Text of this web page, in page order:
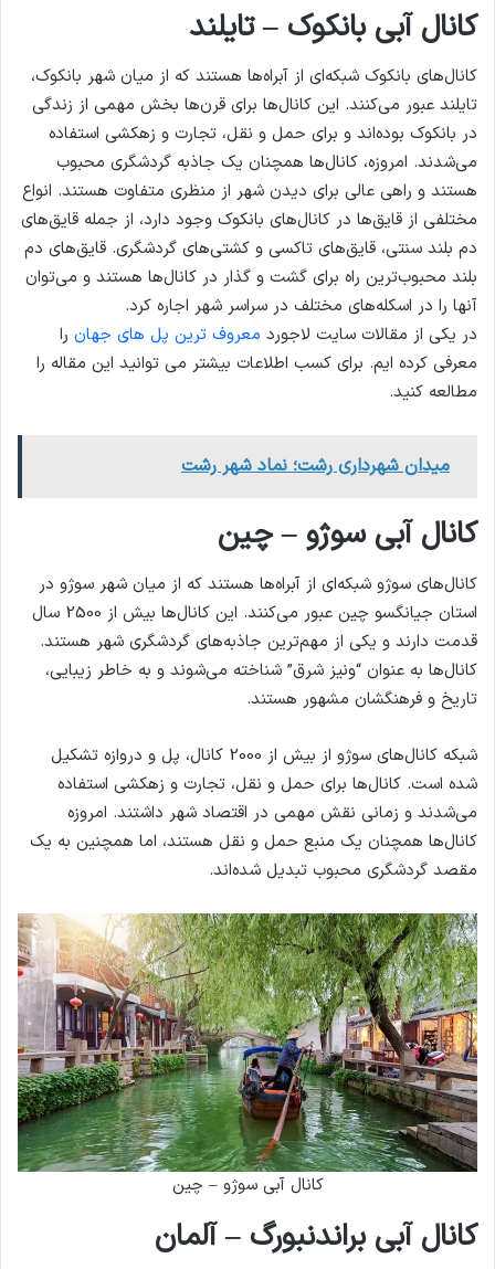
کانال آبی بانکوک – تایلند
کانال‌های بانکوک شبکه‌ای از آبراه‌ها هستند که از میان شهر بانکوک،
تایلند عبور می‌کنند. این کانال‌ها برای قرن‌ها بخش مهمی از زندگی
در بانکوک بوده‌اند و برای حمل و نقل، تجارت و زهکشی استفاده
می‌شدند. امروزه، کانال‌ها همچنان یک جاذبه گردشگری محبوب
هستند و راهی عالی برای دیدن شهر از منظری متفاوت هستند. انواع
مختلفی از قایق‌ها در کانال‌های بانکوک وجود دارد، از جمله قایق‌های
دم بلند سنتی، قایق‌های تاکسی و کشتی‌های گردشگری. قایق‌های دم
بلند محبوب‌ترین راه برای گشت و گذار در کانال‌ها هستند و می‌توان
آنها را در اسکله‌های مختلف در سراسر شهر اجاره کرد.
در یکی از مقالات سایت لاجورد معروف ترین پل‌ های جهان را
معرفی کرده ایم. برای کسب اطلاعات بیشتر می توانید این مقاله را
مطالعه کنید.
میدان شهرداری رشت؛ نماد شهر رشت
کانال آبی سوژو – چین
کانال‌های سوژو شبکه‌ای از آبراه‌ها هستند که از میان شهر سوژو در
استان جیانگسو چین عبور می‌کنند. این کانال‌ها بیش از 2500 سال
قدمت دارند و یکی از مهم‌ترین جاذبه‌های گردشگری شهر هستند.
کانال‌ها به عنوان “ونیز شرق” شناخته می‌شوند و به خاطر زیبایی،
تاریخ و فرهنگشان مشهور هستند.
شبکه کانال‌های سوژو از بیش از 2000 کانال، پل و دروازه تشکیل
شده است. کانال‌ها برای حمل و نقل، تجارت و زهکشی استفاده
می‌شدند و زمانی نقش مهمی در اقتصاد شهر داشتند. امروزه
کانال‌ها همچنان یک منبع حمل و نقل هستند، اما همچنین به یک
مقصد گردشگری محبوب تبدیل شده‌اند.
کانال آبی سوژو – چین
کانال آبی براندنبورگ – آلمان